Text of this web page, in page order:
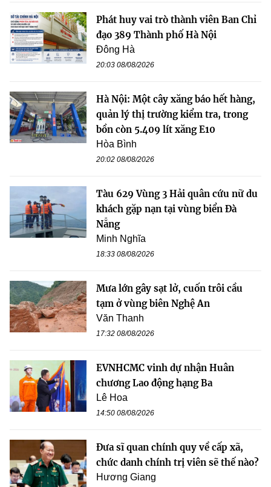
Phát huy vai trò thành viên Ban Chỉ
đạo 389 Thành phố Hà Nội
Đông Hà
20:03 08/08/2026
Hà Nội: Một cây xăng báo hết hàng,
quản lý thị trường kiểm tra, trong
bồn còn 5.409 lít xăng E10
Hòa Bình
20:02 08/08/2026
Tàu 629 Vùng 3 Hải quân cứu nữ du
khách gặp nạn tại vùng biển Đà
Nẵng
Minh Nghĩa
18:33 08/08/2026
Mưa lớn gây sạt lở, cuốn trôi cầu
tạm ở vùng biên Nghệ An
Văn Thanh
17:32 08/08/2026
EVNHCMC vinh dự nhận Huân
chương Lao động hạng Ba
Lê Hoa
14:50 08/08/2026
Đưa sĩ quan chính quy về cấp xã,
chức danh chính trị viên sẽ thế nào?
Hương Giang